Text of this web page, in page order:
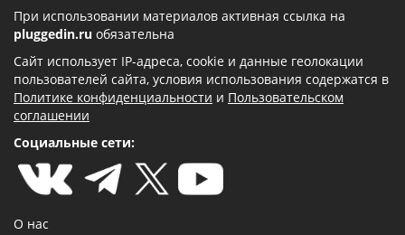
При использовании материалов активная ссылка на
pluggedin.ru обязательна
Сайт использует IP-адреса, cookie и данные геолокации
пользователей сайта, условия использования содержатся в
Политике конфиденциальности и Пользовательском
соглашении
Социальные сети:
О нас